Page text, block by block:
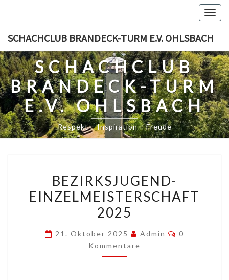
content
SCHACHCLUB BRANDECK-TURM E.V. OHLSBACH
SCHACHCLUB
BRANDECK-TURM
E.V. OHLSBACH
Respekt – Inspiration – Freude
EINZELMEISTERSCHAFT
2025
BEZIRKSJUGEND-
EINZELMEISTERSCHAFT
2025
21. Oktober 2025 Admin Kommentare
0
Kommentare